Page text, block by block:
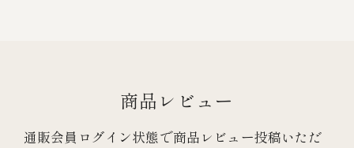
伊勢海老料理一覧
商品レビュー
通販会員ログイン状態で商品レビュー投稿いただ